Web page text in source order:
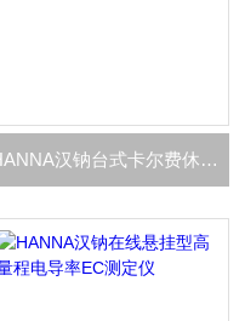
HANNA汉钠台式卡尔费休容量法KF水分仪